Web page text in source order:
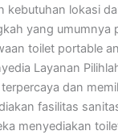
kebutuhan lokasi
yang umumnya
toilet portable
Layanan
dan
fasilitas
menyediakan